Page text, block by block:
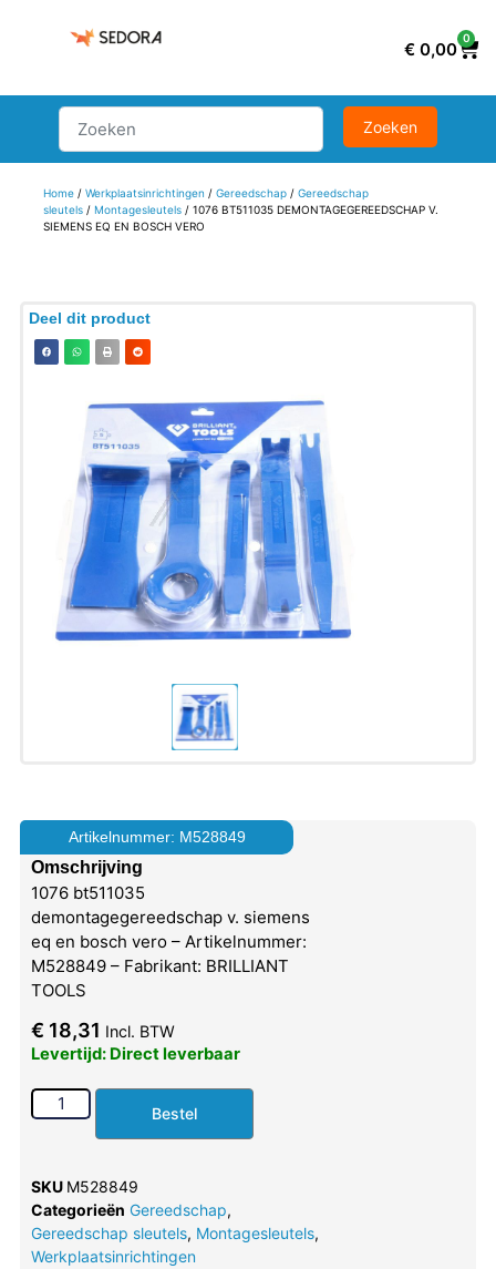
€ 0,00
0
Home/ Werkplaatsinrichtingen / Gereedschap/ Gereedschap
sleutels/ Montagesleutels/ 1076 BT511035 DEMONTAGEGEREEDSCHAP V.
SIEMENS EQ EN BOSCH VERO
Deel dit product
Artikelnummer: M528849
Omschrijving
1076 bt511035
demontagegereedschap v. siemens
eq en bosch vero – Artikelnummer:
M528849 – Fabrikant: BRILLIANT
TOOLS
€ 18,31 Incl. BTW
Levertijd: Direct leverbaar
Bestel
SKU M528849
Categorieën Gereedschap,
Gereedschap sleutels, Montagesleutels,
Werkplaatsinrichtingen